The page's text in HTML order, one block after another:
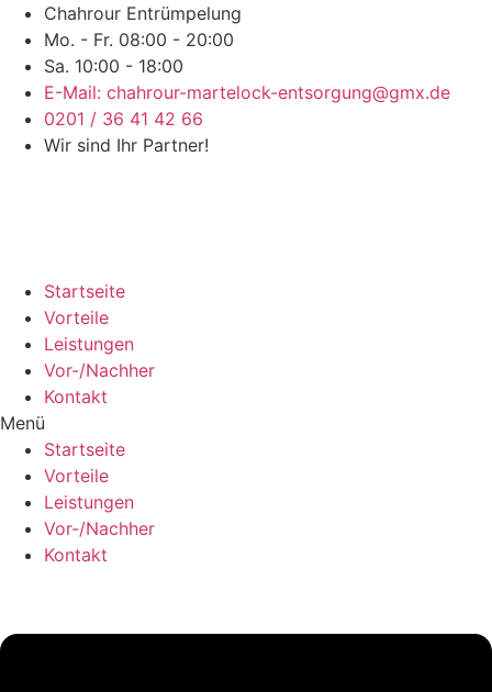
Chahrour Entrümpelung
Mo. - Fr. 08:00 - 20:00
Sa. 10:00 - 18:00
E-Mail: chahrour-martelock-entsorgung@gmx.de
0201 / 36 41 42 66
Wir sind Ihr Partner!
Startseite
Vorteile
Leistungen
Vor-/Nachher
Kontakt
Menü
Startseite
Vorteile
Leistungen
Vor-/Nachher
Kontakt